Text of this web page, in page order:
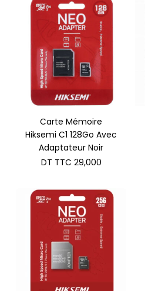
Carte Mémoire
Hiksemi C1 128Go Avec
Adaptateur Noir
DT TTC 29,000